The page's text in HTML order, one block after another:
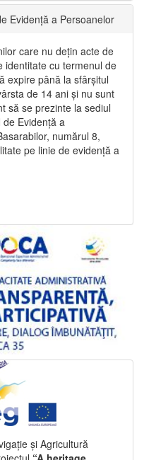
Evidență a Persoanelor
care nu dețin acte de
identitate cu termenul de
expire până la sfârșitul
de 14 ani și nu sunt
să se prezinte la sediul
de Evidență a
numărul 8,
pe linie de evidență a
și Agricultură